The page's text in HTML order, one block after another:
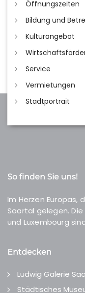
Öffnungszeiten
Bildung und
Kulturangebot
Service
Vermietungen
Stadtportrait
So finden Sie uns!
Im Herzen Europas,
Saartal gelegen.
und Luxembourg
Entdecken
Ludwig Galerie
Städtisches